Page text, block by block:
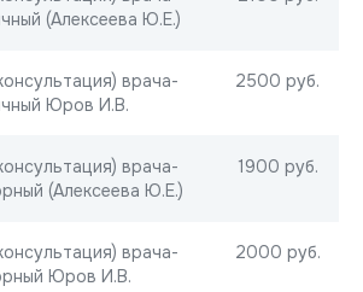
(Алексеева Ю.Е.)
врача-
Юров И.В.
2500 руб.
врача-
(Алексеева Ю.Е.)
1900 руб.
врача-
Юров И.В.
2000 руб.